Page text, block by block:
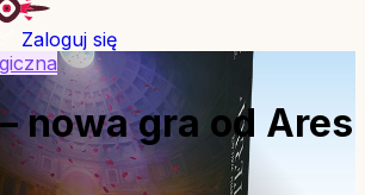
Zaloguj się
nowa gra od Ares